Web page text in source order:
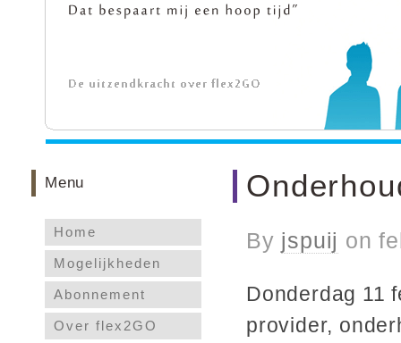
By jspuij on
Donderdag 11
provider,
Menu
Home
Mogelijkheden
Abonnement
Over flex2GO